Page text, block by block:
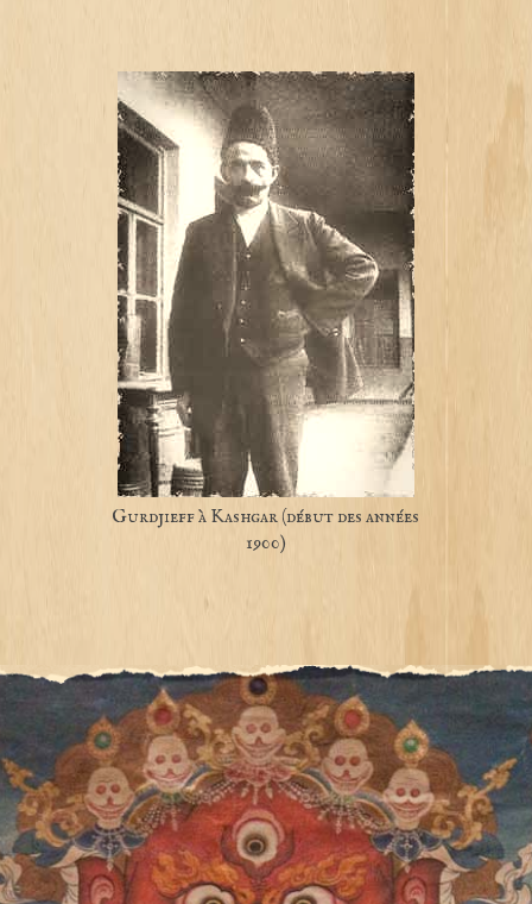
Gurdjieff à Kashgar (début des années
1900)